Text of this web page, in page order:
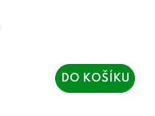
DO KOŠÍKU